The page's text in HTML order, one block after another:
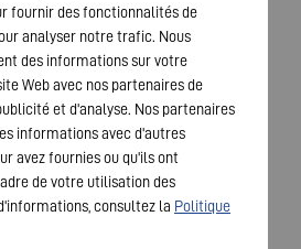
fournir des fonctionnalités de
analyser notre trafic. Nous
des informations sur votre
Web avec nos partenaires de
et d'analyse. Nos partenaires
informations avec d'autres
avez fournies ou qu'ils ont
de votre utilisation des
consultez la Politique